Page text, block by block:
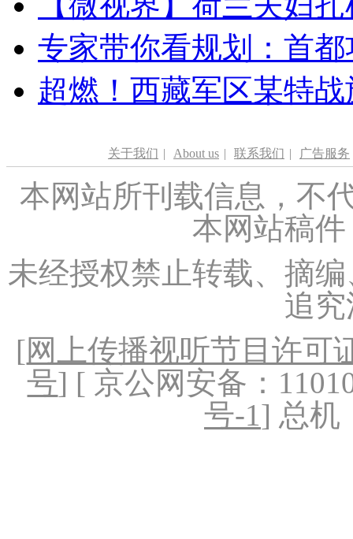
专家带你看规划：首
超燃！西藏军区某特
关于我们 | About us | 联系我们 | 广告服务
本网站所刊载信息，不
本网站稿
未经授权禁止转载、摘
追
[网上传播视听节目许可
号] [ 京公网安备：
号-1] 总机